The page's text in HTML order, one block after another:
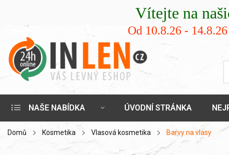
Vítejte na našich
Od 10.8.26 -
NAŠE NABÍDKA ÚVODNÍ STRÁNKA
Domů Kosmetika Vlasová kosmetika Barvy na vlasy